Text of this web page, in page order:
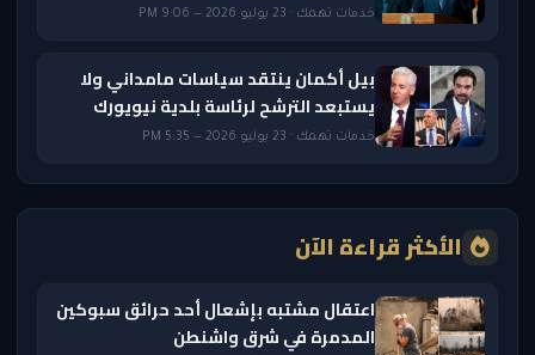
خدمات تهمك · 23 يوليو 2026 — 9:06 PM
بيل أكمان ينتقد سياسات مامداني ولا
يستبعد الترشح لرئاسة بلدية نيويورك
خدمات تهمك · 23 يوليو 2026 — 5:35 PM
الأكثر قراءة الآن
اعتقال مشتبه بإشعال أحد حرائق سبوكين
المدمرة في شرق واشنطن